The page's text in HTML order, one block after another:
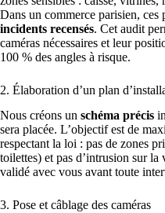
Dans un commerce parisien, ces
incidents recensés. Cet audit
caméras nécessaires et leur
100 % des angles à risque.
2. Élaboration d’un plan
Nous créons un schéma précis
sera placée. L’objectif est de
respectant la loi : pas de zones
toilettes) et pas d’intrusion sur
validé avec vous avant toute
3. Pose et câblage des caméras